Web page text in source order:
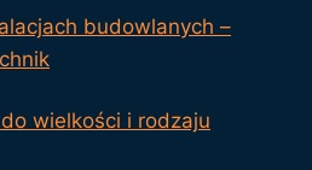
budowlanych –
wielkości i rodzaju